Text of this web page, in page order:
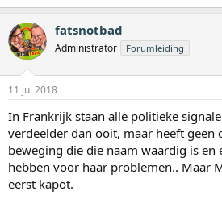
fatsnotbad
Administrator Forumleiding
11 jul 2018
In Frankrijk staan alle politieke
verdeelder dan ooit, maar heeft geen
beweging die die naam waardig is en
hebben voor haar problemen.. Maar
eerst kapot.